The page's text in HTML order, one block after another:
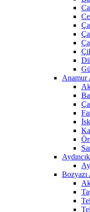
Anamur
Bozyazı